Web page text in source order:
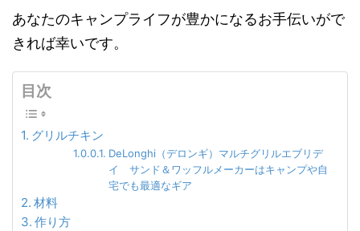
あなたのキャンプライフが豊かになるお手伝いがで
きれば幸いです。
目次
グリルチキン
DeLonghi（デロンギ）マルチグリルエブリデ
イ サンド＆ワッフルメーカーはキャンプや自
宅でも最適なギア
材料
作り方